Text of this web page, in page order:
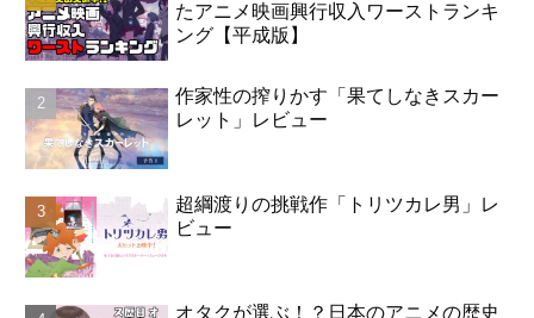
たアニメ映画興行収入ワーストランキ
ング【平成版】
作家性の搾りかす「果てしなきスカー
レット」レビュー
超綱渡りの挑戦作「トリツカレ男」レ
ビュー
オタクが選ぶ！？日本のアニメの歴史